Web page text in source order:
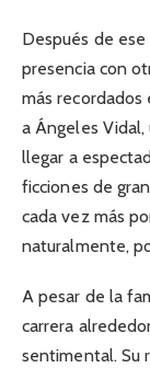
Después de
presencia con
más recordados
a Ángeles
llegar a
ficciones de
cada vez más
naturalmente,
A pesar de la
carrera
sentimental. Su